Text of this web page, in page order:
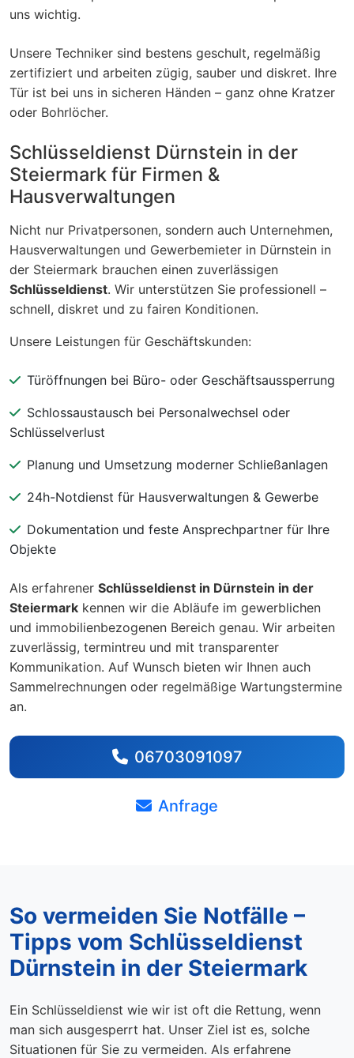
uns wichtig.
Unsere Techniker sind bestens geschult, regelmäßig
zertifiziert und arbeiten zügig, sauber und diskret. Ihre
Tür ist bei uns in sicheren Händen – ganz ohne Kratzer
oder Bohrlöcher.
Schlüsseldienst Dürnstein in der
Steiermark für Firmen &
Hausverwaltungen
Nicht nur Privatpersonen, sondern auch Unternehmen,
Hausverwaltungen und Gewerbemieter in Dürnstein in
der Steiermark brauchen einen zuverlässigen
Schlüsseldienst. Wir unterstützen Sie professionell –
schnell, diskret und zu fairen Konditionen.
Unsere Leistungen für Geschäftskunden:
Türöffnungen bei Büro- oder Geschäftsaussperrung
Schlossaustausch bei Personalwechsel oder
Schlüsselverlust
Planung und Umsetzung moderner Schließanlagen
24h-Notdienst für Hausverwaltungen & Gewerbe
Dokumentation und feste Ansprechpartner für Ihre
Objekte
Als erfahrener Schlüsseldienst in Dürnstein in der
Steiermark kennen wir die Abläufe im gewerblichen
und immobilienbezogenen Bereich genau. Wir arbeiten
zuverlässig, termintreu und mit transparenter
Kommunikation. Auf Wunsch bieten wir Ihnen auch
Sammelrechnungen oder regelmäßige Wartungstermine
an.
06703091097
Anfrage
So vermeiden Sie Notfälle –
Tipps vom Schlüsseldienst
Dürnstein in der Steiermark
Ein Schlüsseldienst wie wir ist oft die Rettung, wenn
man sich ausgesperrt hat. Unser Ziel ist es, solche
Situationen für Sie zu vermeiden. Als erfahrene